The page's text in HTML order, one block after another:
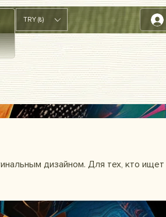
TRY (₺)
дизайном. Для тех, кто ищет